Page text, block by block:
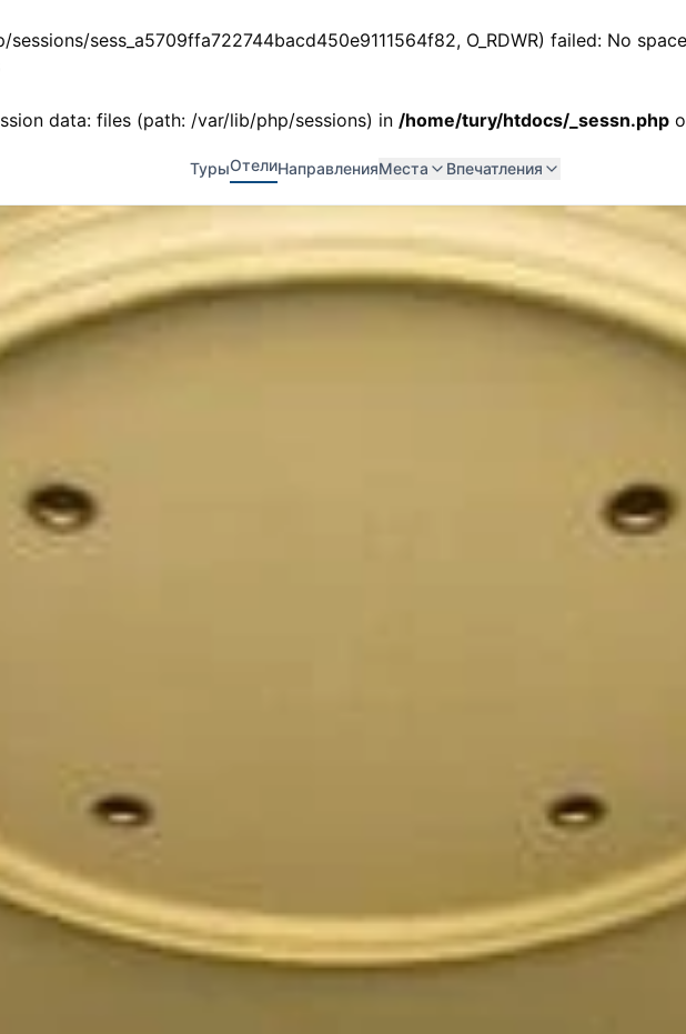
sess_a5709ffa722744bacd450e9111564f82, O_RDWR) failed: No
data: files (path: /var/lib/php/sessions) in /home/tury/htdocs/_sessn.php
ТурыОтелиНаправленияМеста Впечатления